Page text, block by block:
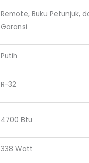
Remote, Buku Petunjuk,
Garansi
Putih
R-32
4700 Btu
338 Watt